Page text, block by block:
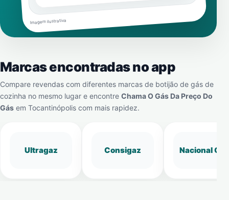
Imagem ilustrativa
Marcas encontradas no app
Compare revendas com diferentes marcas de botijão de gás de
cozinha no mesmo lugar e encontre Chama O Gás Da Preço Do
Gás em Tocantinópolis com mais rapidez.
Ultragaz Consigaz Nacional Gás